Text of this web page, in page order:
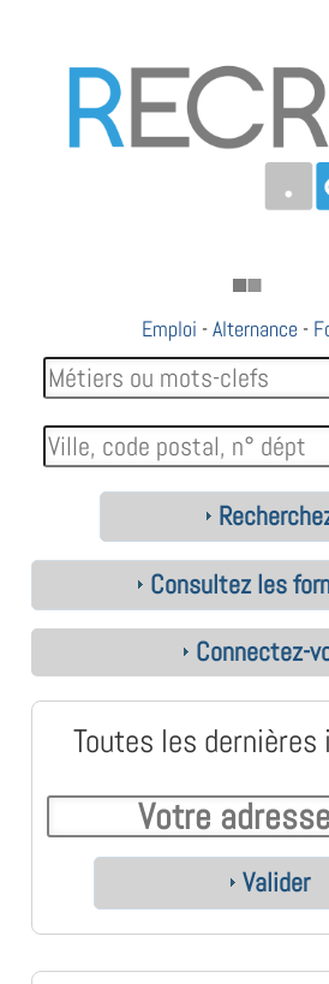
Emploi -Alternance -
Consultez les
Connectez-
Toutes les dernières
Valider